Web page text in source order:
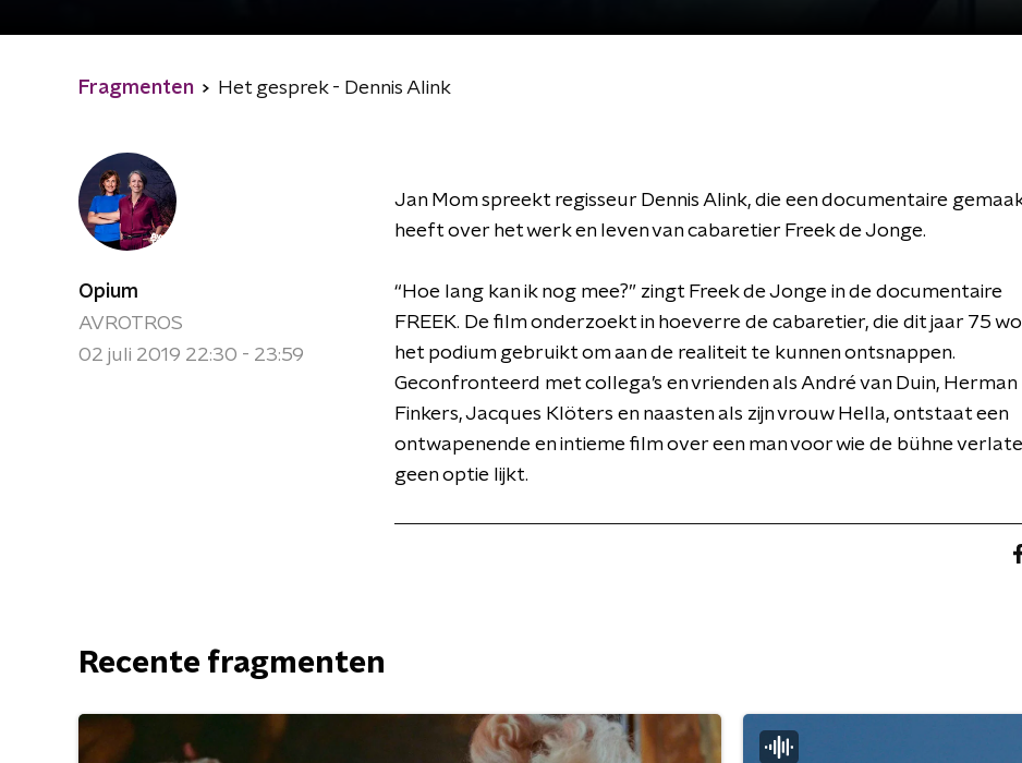
Fragmenten Het gesprek - Dennis Alink
Opium
AVROTROS
02 juli 2019 22:30 - 23:59
Jan Mom spreekt regisseur Dennis Alink, die een documentaire
heeft over het werk en leven van cabaretier Freek de Jonge.
“Hoe lang kan ik nog mee?” zingt Freek de Jonge in de documentaire
FREEK. De film onderzoekt in hoeverre de cabaretier, die dit jaar 75
het podium gebruikt om aan de realiteit te kunnen ontsnappen.
Geconfronteerd met collega’s en vrienden als André van Duin, Herman
Finkers, Jacques Klöters en naasten als zijn vrouw Hella, ontstaat een
ontwapenende en intieme film over een man voor wie de bühne
geen optie lijkt.
Recente fragmenten